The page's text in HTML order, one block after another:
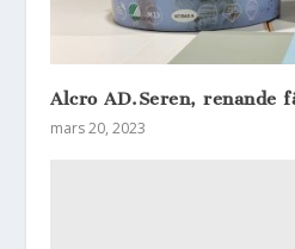
Alcro AD.Seren, renande
mars 20, 2023